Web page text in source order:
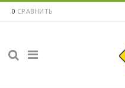
0 СРАВНИТЬ